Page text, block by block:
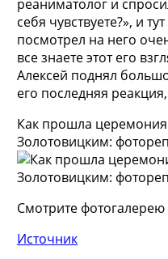
реаниматолог и
себя чувствуете?», и
посмотрел на него
все знаете этот его
Алексей поднял
его последняя
Как прошла
Золотовицким:
Смотрите
Источник